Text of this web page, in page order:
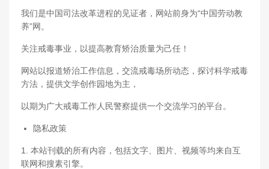
我们是中国司法改革进程的见证者，网站前身为“中国劳动教
养”网。
关注戒毒事业，以提高教育矫治质量为己任！
网站以报道矫治工作信息，交流戒毒场所动态，探讨科学戒毒
方法，提供文学创作园地为主，
以期为广大戒毒工作人民警察提供一个交流学习的平台。
隐私政策
1. 本站刊载的所有内容，包括文字、图片、视频等均来自互
联网和搜素引擎。